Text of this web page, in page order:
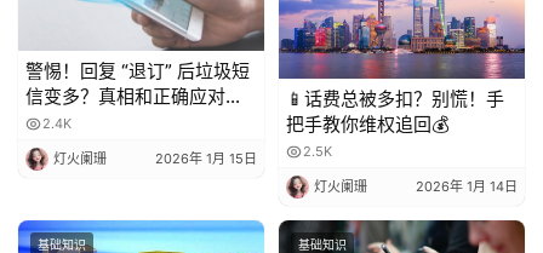
警惕！回复 “退订” 后垃圾短
信变多？真相和正确应对方
法都在这
2.4K
灯火阑珊 2026年 1月 15日
📱话费总被多扣？别慌！手
把手教你维权追回💰
2.5K
灯火阑珊 2026年 1月 14日
基础知识 基础知识